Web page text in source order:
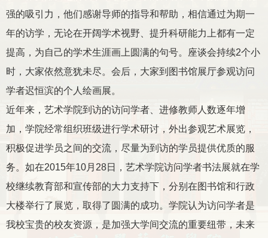
强的吸引力，他们感谢导师的指导和帮助，相信通过为期一
年的访学，无论在开阔学术视野、提升科研能力上都有一定
提高，为自己的学术生涯画上圆满的句号。座谈会持续2个小
时，大家依然意犹未尽。会后，大家到图书馆展厅参观访问
学者迟恒滨的个人绘画展。
近年来，艺术学院到访的访问学者、进修教师人数逐年增
加，学院经常组织班级进行学术研讨，外出参观艺术展览，
积极促进学员之间的交流，尽量为到访的学员提供优质的服
务。如在2015年10月 28日，艺术学院访问学者书法展就在学
校继续教育部和宣传部的大力支持下，分别在图书馆和行政
大楼举行了展览，取得了圆满的成功。学院认为访问学者是
我校宝贵的校友资源，是加强大学间交流的重要纽带，未来